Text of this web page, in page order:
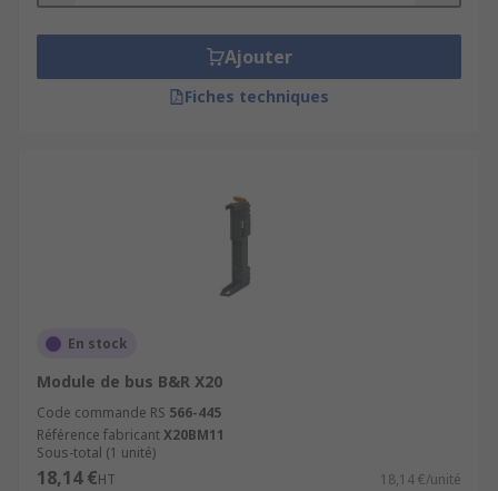
Ajouter
Fiches techniques
En stock
Module de bus B&R X20
Code commande RS 566-445
Référence fabricantX20BM11
Sous-total (1 unité)
18,14 €HT 18,14 €/unité